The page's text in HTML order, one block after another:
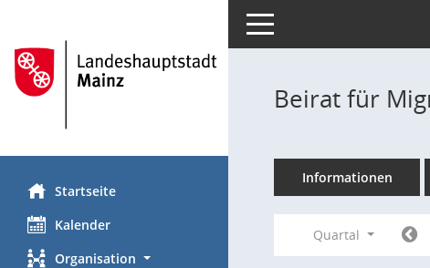
Startseite
Kalender
Organisation
Toggle navigation
Beirat für
Informationen
Quartal